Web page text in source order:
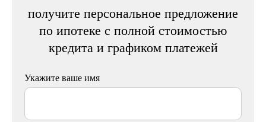
получите персональное предложение
по ипотеке с полной стоимостью
кредита и графиком платежей
Укажите ваше имя